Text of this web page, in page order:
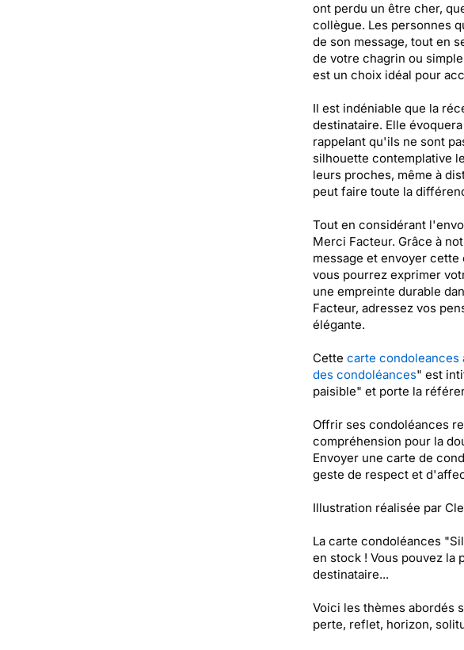
ont perdu un être cher,
collègue. Les personnes
de son message, tout en
de votre chagrin ou
est un choix idéal pour
Il est indéniable que la
destinataire. Elle
rappelant qu'ils ne sont
silhouette contemplative
leurs proches, même à
peut faire toute la
Tout en considérant
Merci Facteur. Grâce à
message et envoyer
vous pourrez exprimer
une empreinte durable
Facteur, adressez vos
élégante.
Cette carte condoleances
des condoléances" est
paisible" et porte la
Offrir ses condoléances
compréhension pour la
Envoyer une carte de
geste de respect et
Illustration réalisée par
La carte condoléances
en stock ! Vous pouvez la
destinataire...
Voici les thèmes abordés
perte, reflet, horizon,